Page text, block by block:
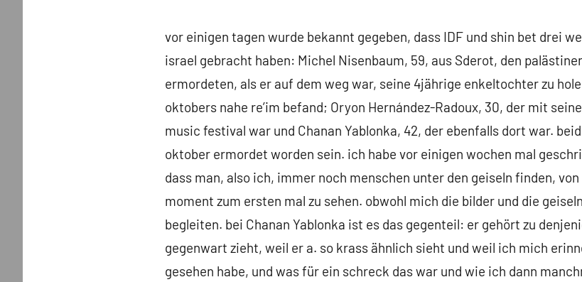
vor einigen tagen wurde bekannt gegeben, dass IDF und shin bet drei
israel gebracht haben: Michel Nisenbaum, 59, aus Sderot, den
ermordeten, als er auf dem weg war, seine 4jährige enkeltochter zu
oktobers nahe re’im befand; Oryon Hernández-Radoux, 30, der mit
music festival war und Chanan Yablonka, 42, der ebenfalls dort war.
oktober ermordet worden sein. ich habe vor einigen wochen mal
dass man, also ich, immer noch menschen unter den geiseln finden,
moment zum ersten mal zu sehen. obwohl mich die bilder und die
begleiten. bei Chanan Yablonka ist es das gegenteil: er gehört zu
gegenwart zieht, weil er a. so krass ähnlich sieht und weil ich mich
gesehen habe, und was für ein schreck das war und wie ich dann